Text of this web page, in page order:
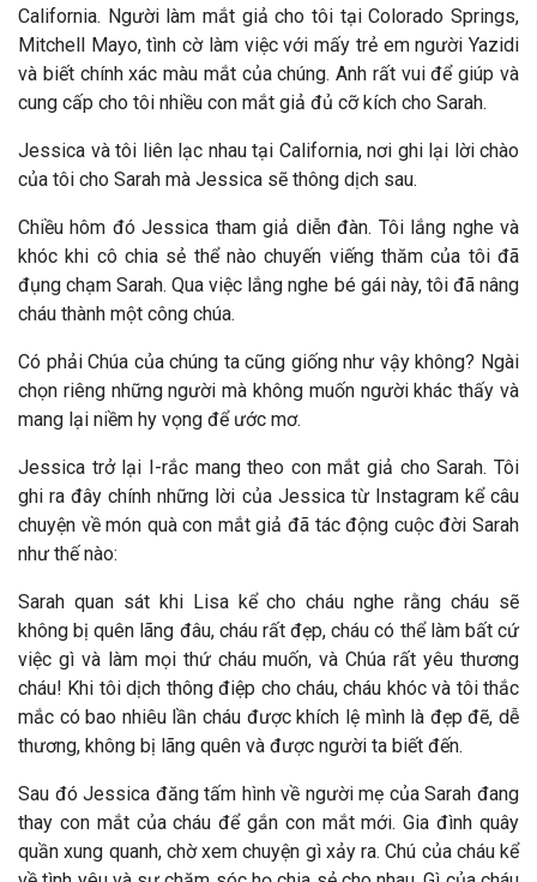
California. Người làm mắt giả cho tôi tại Colorado Springs,
Mitchell Mayo, tình cờ làm việc với mấy trẻ em người Yazidi
và biết chính xác màu mắt của chúng. Anh rất vui để giúp và
cung cấp cho tôi nhiều con mắt giả đủ cỡ kích cho Sarah.
Jessica và tôi liên lạc nhau tại California, nơi ghi lại lời chào
của tôi cho Sarah mà Jessica sẽ thông dịch sau.
Chiều hôm đó Jessica tham giả diễn đàn. Tôi lắng nghe và
khóc khi cô chia sẻ thể nào chuyến viếng thăm của tôi đã
đụng chạm Sarah. Qua việc lắng nghe bé gái này, tôi đã nâng
cháu thành một công chúa.
Có phải Chúa của chúng ta cũng giống như vậy không? Ngài
chọn riêng những người mà không muốn người khác thấy và
mang lại niềm hy vọng để ước mơ.
Jessica trở lại I-rắc mang theo con mắt giả cho Sarah. Tôi
ghi ra đây chính những lời của Jessica từ Instagram kể câu
chuyện về món quà con mắt giả đã tác động cuộc đời Sarah
như thế nào:
Sarah quan sát khi Lisa kể cho cháu nghe rằng cháu sẽ
không bị quên lãng đâu, cháu rất đẹp, cháu có thể làm bất cứ
việc gì và làm mọi thứ cháu muốn, và Chúa rất yêu thương
cháu! Khi tôi dịch thông điệp cho cháu, cháu khóc và tôi thắc
mắc có bao nhiêu lần cháu được khích lệ mình là đẹp đẽ, dễ
thương, không bị lãng quên và được người ta biết đến.
Sau đó Jessica đăng tấm hình về người mẹ của Sarah đang
thay con mắt của cháu để gắn con mắt mới. Gia đình quây
quần xung quanh, chờ xem chuyện gì xảy ra. Chú của cháu kể